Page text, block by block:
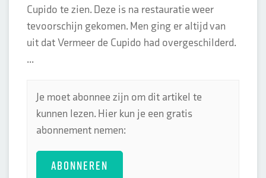
Cupido te zien. Deze is na restauratie weer
tevoorschijn gekomen. Men ging er altijd van
uit dat Vermeer de Cupido had overgeschilderd.
...
Je moet abonnee zijn om dit artikel te
kunnen lezen. Hier kun je een gratis
abonnement nemen:
ABONNEREN